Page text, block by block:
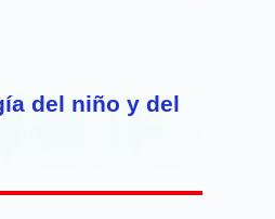
del niño y del